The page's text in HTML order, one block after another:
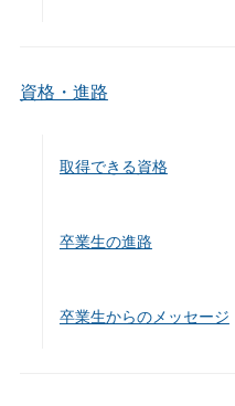
資格・進路
取得できる資格
卒業生の進路
卒業生からのメッセージ